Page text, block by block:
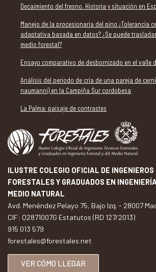
Decaimiento del fresno. Historia y situación en
Manejo de la procesionaria del pino ¿Tolerancia
adaptativa basada en datos? ¿Se puede
medio forestal?
Ensayo comparativo de desbornizado en el valle
Análisis del periodo de cría de una pareja de
naumanni) en la Campiña Sur cordobesa
La Palma: paisaje de contrastes
ILUSTRE COLEGIO OFICIAL DE INGENIEROS
FORESTALES Y GRADUADOS EN
MEDIO NATURAL
Avd. Menéndez Pelayo 75, Bajo Izq. - 28007
CIF: Q2871007G Estatutos (RD 127/2013)
915 013 579
forestales@forestales.net
VER CÓMO LLEGAR